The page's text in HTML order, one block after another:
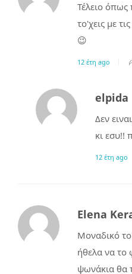
Τέλειο
το'χεις με
😉
12 έτη ago
elpida
Δεν
κι εσυ!!
12 έτη ago
Elena
Μοναδικό
ήθελα να το
ψωνάκια θα